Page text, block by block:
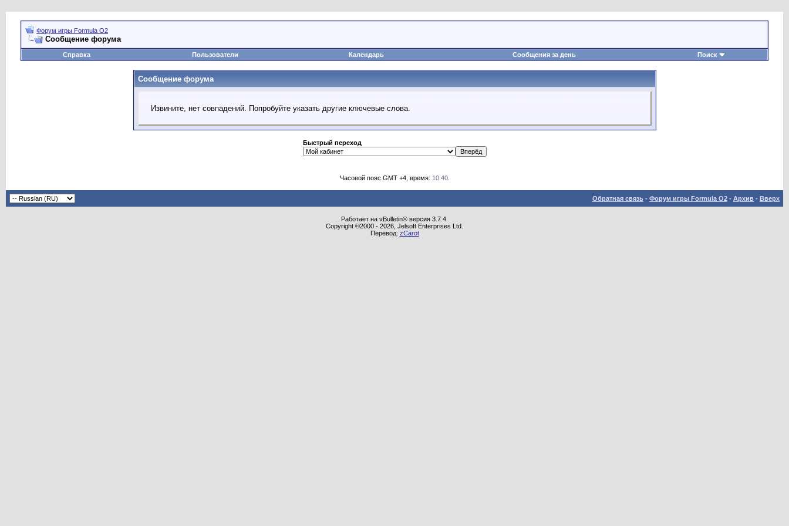
Форум игры Formula O2
Сообщение форума
Справка Пользователи Календарь Сообщения за день Поиск
Сообщение форума
Извините, нет совпадений. Попробуйте указать другие ключевые слова.
Быстрый переход
Часовой пояс GMT +4, время: 10:40.
Обратная связь - Форум игры Formula O2 - Архив - Вверх
Работает на vBulletin® версия 3.7.4.
Copyright ©2000 - 2026, Jelsoft Enterprises Ltd.
Перевод: zCarot